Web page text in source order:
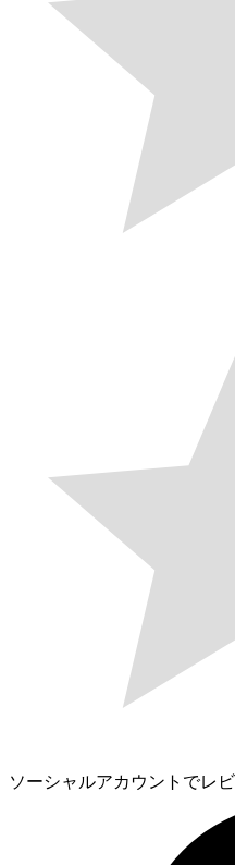
ソーシャルアカウントでレ